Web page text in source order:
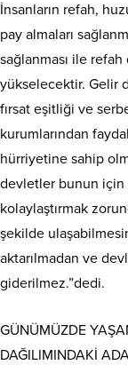
İnsanların refah,
pay almaları
sağlanması ile
yükselecektir. Gelir
fırsat eşitliği ve
kurumlarından
hürriyetine sahip
devletler bunun için
kolaylaştırmak
şekilde
aktarılmadan ve
giderilmez.”dedi.
GÜNÜMÜZDE
DAĞILIMINDAKİ